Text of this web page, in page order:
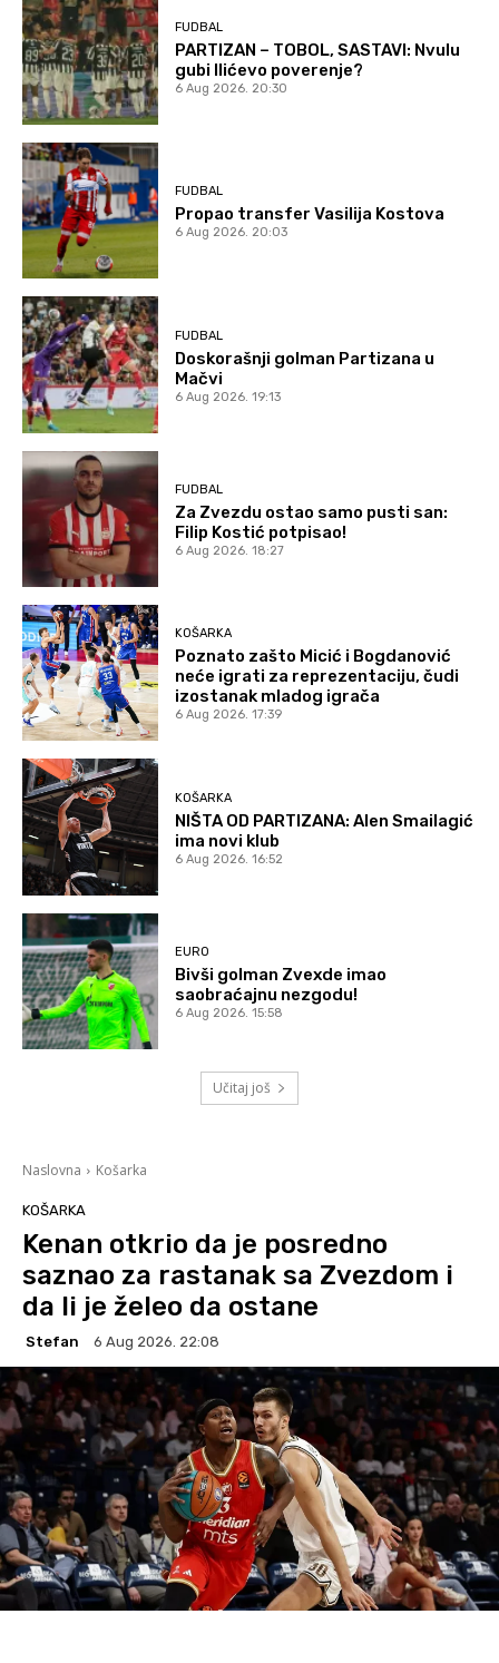
FUDBAL
PARTIZAN – TOBOL, SASTAVI: Nvulu
gubi Ilićevo poverenje?
6 Aug 2026. 20:30
FUDBAL
Propao transfer Vasilija Kostova
6 Aug 2026. 20:03
FUDBAL
Doskorašnji golman Partizana u
Mačvi
6 Aug 2026. 19:13
FUDBAL
Za Zvezdu ostao samo pusti san:
Filip Kostić potpisao!
6 Aug 2026. 18:27
KOŠARKA
Poznato zašto Micić i Bogdanović
neće igrati za reprezentaciju, čudi
izostanak mladog igrača
6 Aug 2026. 17:39
KOŠARKA
NIŠTA OD PARTIZANA: Alen Smailagić
ima novi klub
6 Aug 2026. 16:52
EURO
Bivši golman Zvexde imao
saobraćajnu nezgodu!
6 Aug 2026. 15:58
Učitaj još